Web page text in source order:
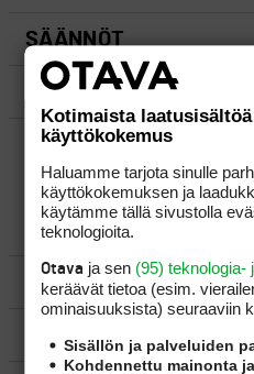
SÄÄNNÖT
OHJEET
UUSIMMAT
YLEISTÄ
VÄLINEET
MATKAILU
Kotimaista
käyttökokemus
Haluamme tarjota sinulle
käyttökokemuksen ja
käytämme tällä sivustolla
teknologioita.
Otava ja sen (95) teknologia-
keräävät tietoa (esim.
ominaisuuk­sista) seuraaviin
Sisällön ja palveluiden
Kohdennettu mainonta